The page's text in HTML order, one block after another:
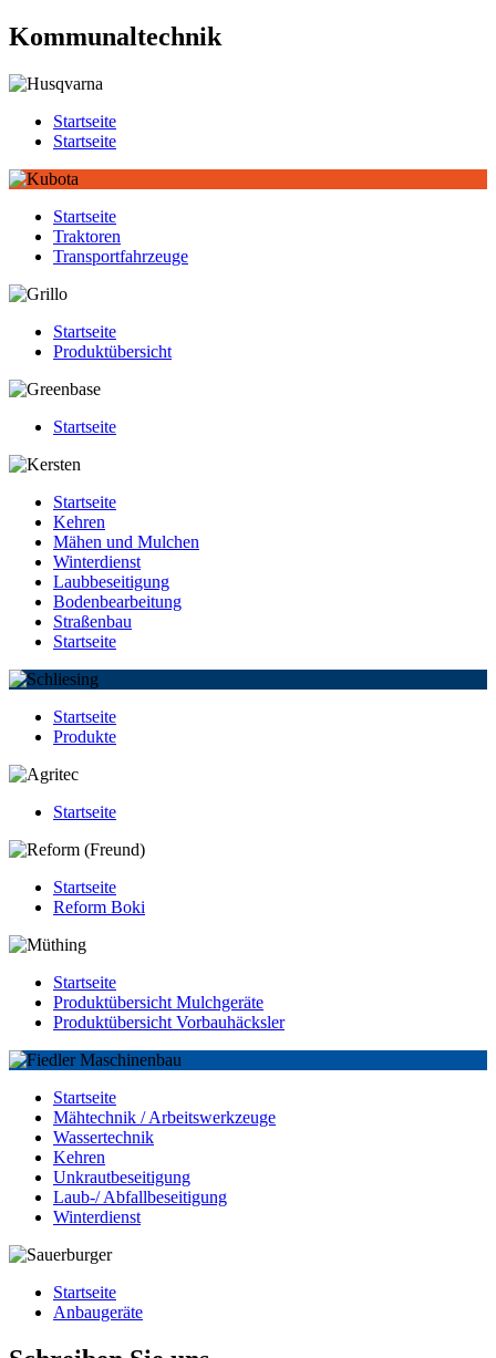
Kommunaltechnik
Startseite
Startseite
Startseite
Traktoren
Transportfahrzeuge
Startseite
Produktübersicht
Startseite
Startseite
Kehren
Mähen und Mulchen
Winterdienst
Laubbeseitigung
Bodenbearbeitung
Straßenbau
Startseite
Startseite
Produkte
Startseite
Startseite
Reform Boki
Startseite
Produktübersicht Mulchgeräte
Produktübersicht Vorbauhäcksler
Startseite
Mähtechnik / Arbeitswerkzeuge
Wassertechnik
Kehren
Unkrautbeseitigung
Laub-/ Abfallbeseitigung
Winterdienst
Startseite
Anbaugeräte